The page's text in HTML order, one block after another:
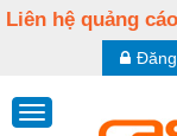
Liên hệ quảng